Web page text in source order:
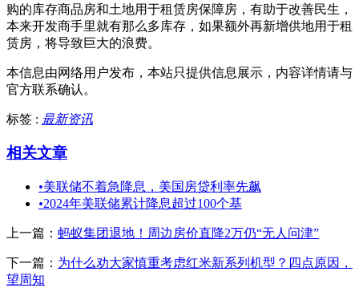
购的库存商品房和土地用于租赁房保障房，有助于改善民生，
本来开发商手里就有那么多库存，如果额外再新增供地用于租
赁房，将导致巨大的浪费。
本信息由网络用户发布， 本站只提供信息展示，内容详情请与
官方联系确认。
标签 : 最新资讯
相关文章
•美联储不着急降息，美国房贷利率先飙
•2024年美联储累计降息超过100个基
上一篇： 蚂蚁集团退地！周边房价直降2万仍“无人问津”
下一篇： 为什么劝大家慎重考虑红米新系列机型？四点原因，
望周知